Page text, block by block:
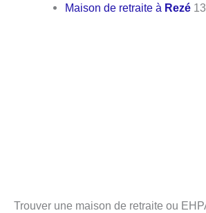
Maison de retraite à Rezé
Trouver une maison de retraite ou